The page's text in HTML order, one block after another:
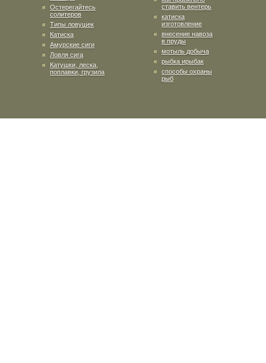
Остерегайтесь
солитеров
Типы ловушек
Катиска
Амурские сиги
Ловля сига
Катушки, леска,
поплавки, грузила
ставить вентерь
катиска
изготовление
внесение навоза
в пруды
мотыль добыча
рыбка ирыбак
способы охраны
рыб